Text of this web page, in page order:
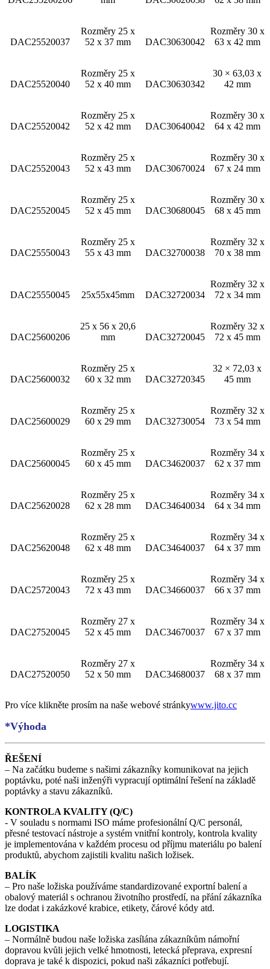
DAC25520037
Rozměry 25 x
52 x 37 mm
DAC30630042
Rozměry 30 x
63 x 42 mm
DAC25520040
Rozměry 25 x
52 x 40 mm
DAC30630342
30 × 63,03 x
42 mm
DAC25520042
Rozměry 25 x
52 x 42 mm
DAC30640042
Rozměry 30 x
64 x 42 mm
DAC25520043
Rozměry 25 x
52 x 43 mm
DAC30670024
Rozměry 30 x
67 x 24 mm
DAC25520045
Rozměry 25 x
52 x 45 mm
DAC30680045
Rozměry 30 x
68 x 45 mm
DAC25550043
Rozměry 25 x
55 x 43 mm
DAC32700038
Rozměry 32 x
70 x 38 mm
DAC25550045 25x55x45mm DAC32720034
Rozměry 32 x
72 x 34 mm
DAC25600206
25 x 56 x 20,6
mm
DAC32720045
Rozměry 32 x
72 x 45 mm
DAC25600032
Rozměry 25 x
60 x 32 mm
DAC32720345
32 × 72,03 x
45 mm
DAC25600029
Rozměry 25 x
60 x 29 mm
DAC32730054
Rozměry 32 x
73 x 54 mm
DAC25600045
Rozměry 25 x
60 x 45 mm
DAC34620037
Rozměry 34 x
62 x 37 mm
DAC25620028
Rozměry 25 x
62 x 28 mm
DAC34640034
Rozměry 34 x
64 x 34 mm
DAC25620048
Rozměry 25 x
62 x 48 mm
DAC34640037
Rozměry 34 x
64 x 37 mm
DAC25720043
Rozměry 25 x
72 x 43 mm
DAC34660037
Rozměry 34 x
66 x 37 mm
DAC27520045
Rozměry 27 x
52 x 45 mm
DAC34670037
Rozměry 34 x
67 x 37 mm
DAC27520050
Rozměry 27 x
52 x 50 mm
DAC34680037
Rozměry 34 x
68 x 37 mm
Pro více klikněte prosím na naše webové stránkywww.jito.cc
*Výhoda
ŘEŠENÍ
– Na začátku budeme s našimi zákazníky komunikovat na jejich
poptávku, poté naši inženýři vypracují optimální řešení na základě
poptávky a stavu zákazníků.
KONTROLA KVALITY (Q/C)
- V souladu s normami ISO máme profesionální Q/C personál,
přesné testovací nástroje a systém vnitřní kontroly, kontrola kvality
je implementována v každém procesu od příjmu materiálu po balení
produktů, abychom zajistili kvalitu našich ložisek.
BALÍK
– Pro naše ložiska používáme standardizované exportní balení a
obalový materiál s ochranou životního prostředí, na přání zákazníka
lze dodat i zakázkové krabice, etikety, čárové kódy atd.
LOGISTIKA
– Normálně budou naše ložiska zasílána zákazníkům námořní
dopravou kvůli jejich velké hmotnosti, letecká přeprava, expresní
doprava je také k dispozici, pokud naši zákazníci potřebují.